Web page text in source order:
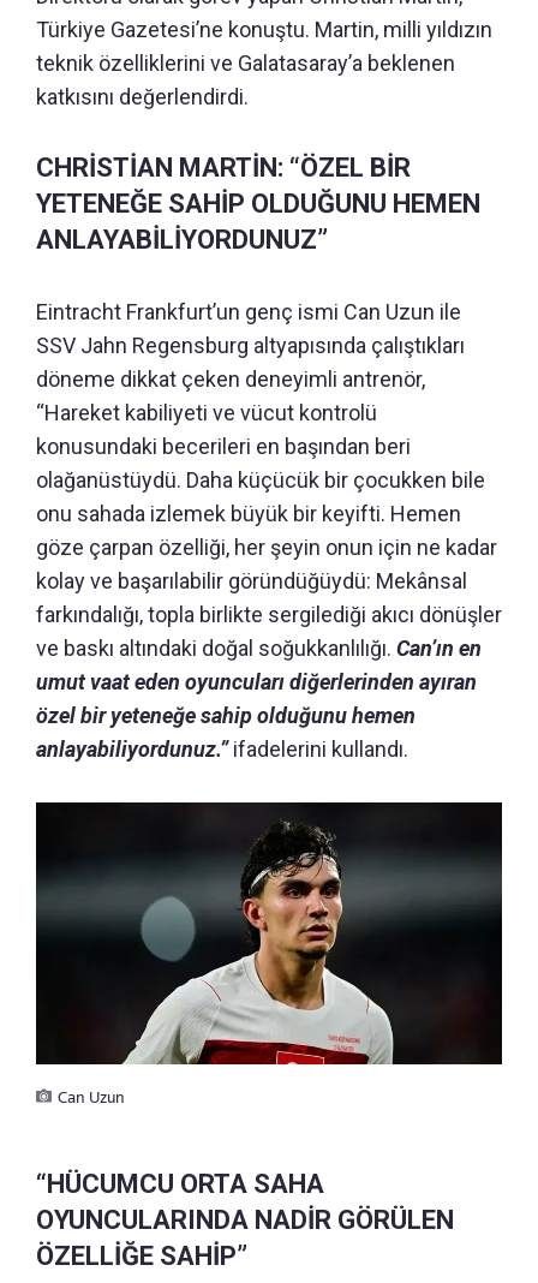
Türkiye Gazetesi’ne konuştu. Martin, milli yıldızın
teknik özelliklerini ve Galatasaray’a beklenen
katkısını değerlendirdi.
CHRİSTİAN MARTİN: “ÖZEL BİR
YETENEĞE SAHİP OLDUĞUNU HEMEN
ANLAYABİLİYORDUNUZ”
Eintracht Frankfurt’un genç ismi Can Uzun ile
SSV Jahn Regensburg altyapısında çalıştıkları
döneme dikkat çeken deneyimli antrenör,
“Hareket kabiliyeti ve vücut kontrolü
konusundaki becerileri en başından beri
olağanüstüydü. Daha küçücük bir çocukken bile
onu sahada izlemek büyük bir keyifti. Hemen
göze çarpan özelliği, her şeyin onun için ne kadar
kolay ve başarılabilir göründüğüydü: Mekânsal
farkındalığı, topla birlikte sergilediği akıcı dönüşler
ve baskı altındaki doğal soğukkanlılığı. Can’ın en
umut vaat eden oyuncuları diğerlerinden ayıran
özel bir yeteneğe sahip olduğunu hemen
anlayabiliyordunuz.”ifadelerini kullandı.
Can Uzun
“HÜCUMCU ORTA SAHA
OYUNCULARINDA NADİR GÖRÜLEN
ÖZELLİĞE SAHİP”